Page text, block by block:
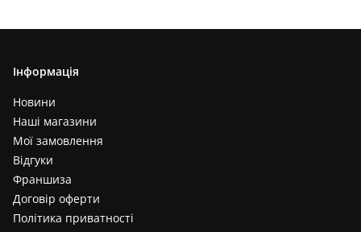
Інформація
Новини
Наші магазини
Мої замовлення
Відгуки
Франшиза
Договір оферти
Політика приватності